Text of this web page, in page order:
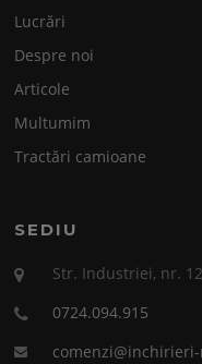
Lucrări
Despre noi
Articole
Multumim
Tractări camioane
SEDIU
Str. Industriei, nr.
0724.094.915